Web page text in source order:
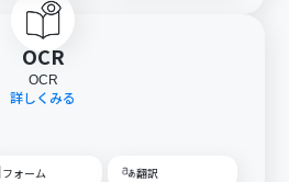
OCR
OCR
詳しくみる
フォーム 翻訳